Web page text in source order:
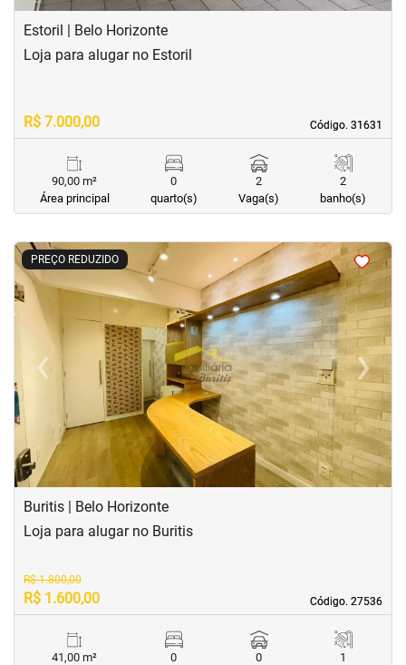
Estoril | Belo Horizonte
Código. 31631
Código. 31631
Loja para alugar no Estoril
R$ 7.000,00
90,00 m²
Área principal
0
quarto(s)
2
Vaga(s)
2
banho(s)
PREÇO REDUZIDO
<<<<
‹
Previous ›Next
Buritis | Belo Horizonte
Código. 27536
Código. 27536
Loja para alugar no Buritis
R$ 1.800,00
R$ 1.600,00
41,00 m²
0
0
1